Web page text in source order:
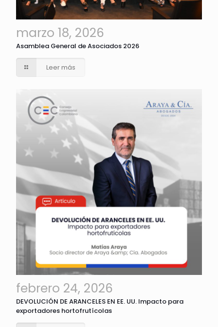
marzo 18, 2026
Asamblea General de Asociados 2026
Leer más
febrero 24, 2026
DEVOLUCIÓN DE ARANCELES EN EE. UU. Impacto para
exportadores hortofrutícolas